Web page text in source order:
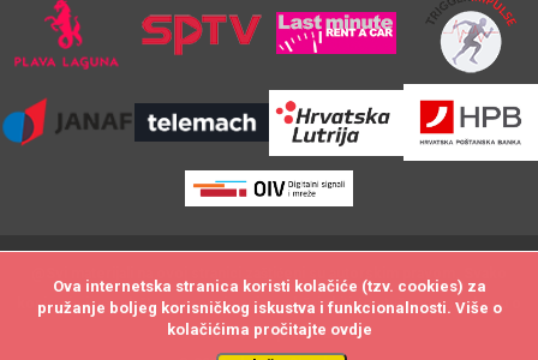
Ova internetska stranica koristi kolačiće (tzv. cookies) za
pružanje boljeg korisničkog iskustva i funkcionalnosti. Više o
kolačićima pročitajte ovdje
kopiranje i neovlašteno preuzimanje sadržaja biti će utuženo po zakonu o
autorskim pravima.
Ova internetska stranica koristi kolačiće (tzv. cookies) za
pružanje boljeg korisničkog iskustva i funkcionalnosti. Više o
kolačićima pročitajte ovdje